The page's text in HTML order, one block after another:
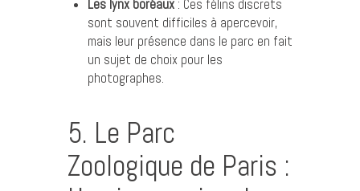
Les lynx boréaux: Ces félins discrets
sont souvent difficiles à apercevoir,
mais leur présence dans le parc en fait
un sujet de choix pour les
photographes.
5. Le Parc
Zoologique de Paris :